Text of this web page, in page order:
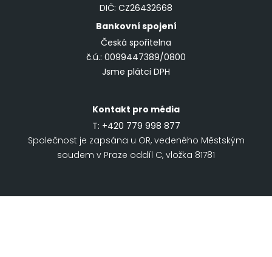
DIČ: CZ26432668
Bankovní spojení
Česká spořitelna
č.ú.: 0099447389/0800
Jsme plátci DPH
Kontakt pro média
T: +420 779 998 877
Společnost je zapsána u OR, vedeného Městským
soudem v Praze oddíl C, vložka 81781